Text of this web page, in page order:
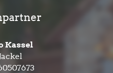
Kassel